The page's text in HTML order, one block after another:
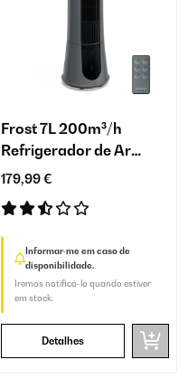
Frost 7L 200m³/h
Refrigerador de Ar
Antracite
179,99 €
Informar-me em caso de
disponibilidade.
Iremos notificá-lo quando estiver
em stock.
Detalhes